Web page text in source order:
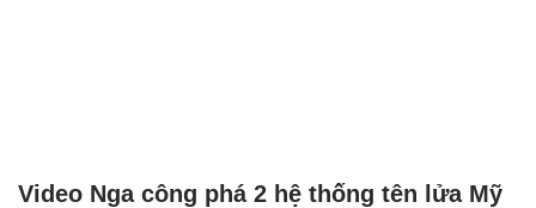
Video Nga công phá 2 hệ thống tên lửa Mỹ